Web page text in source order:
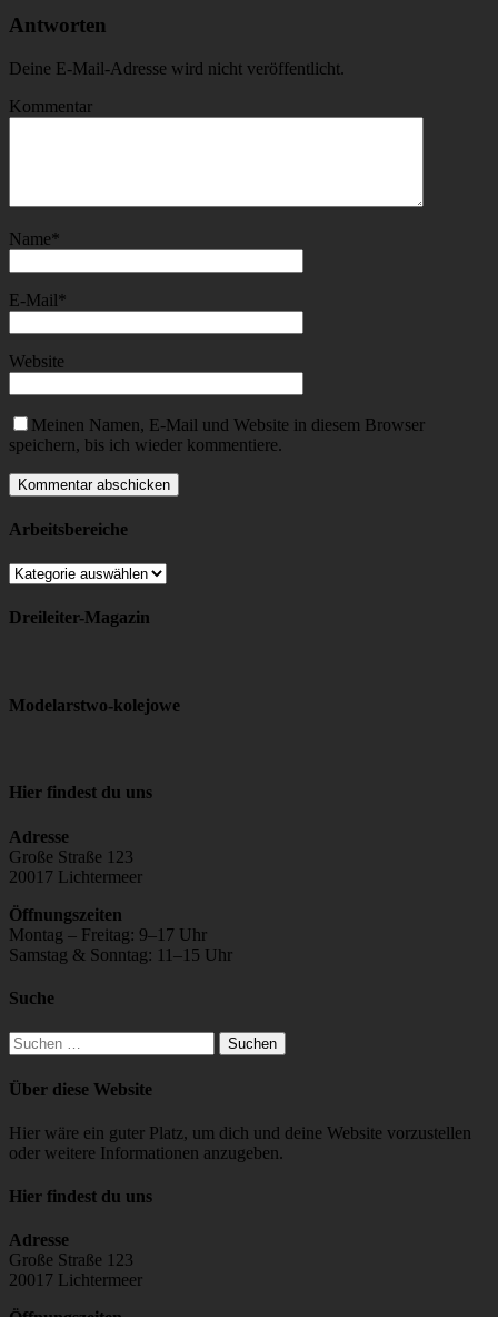
Antworten
Deine E-Mail-Adresse wird nicht veröffentlicht.
Kommentar
Name*
E-Mail*
Website
Meinen Namen, E-Mail und Website in diesem Browser
speichern, bis ich wieder kommentiere.
Arbeitsbereiche
Arbeitsbereiche
Dreileiter-Magazin
Modelarstwo-kolejowe
Hier findest du uns
Adresse
Große Straße 123
20017 Lichtermeer
Öffnungszeiten
Montag – Freitag: 9–17 Uhr
Samstag & Sonntag: 11–15 Uhr
Suche
Suchen
nach:
Über diese Website
Hier wäre ein guter Platz, um dich und deine Website vorzustellen
oder weitere Informationen anzugeben.
Hier findest du uns
Adresse
Große Straße 123
20017 Lichtermeer